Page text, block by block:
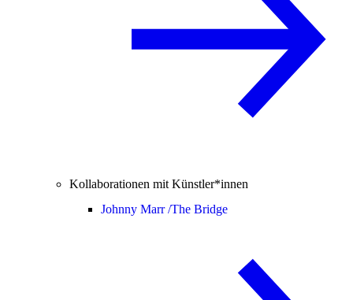
Kollaborationen mit Künstler*innen
Johnny Marr /The Bridge